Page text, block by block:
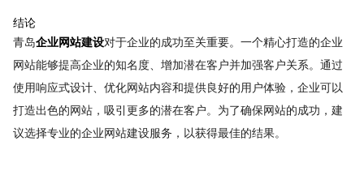
结论
青岛企业网站建设对于企业的成功至关重要。一个精心打造的企业
网站能够提高企业的知名度、增加潜在客户并加强客户关系。通过
使用响应式设计、优化网站内容和提供良好的用户体验，企业可以
打造出色的网站，吸引更多的潜在客户。为了确保网站的成功，建
议选择专业的企业网站建设服务，以获得最佳的结果。